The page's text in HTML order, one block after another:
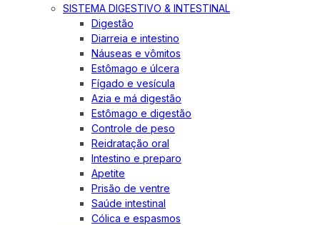
SISTEMA DIGESTIVO & INTESTINAL
Digestão
Diarreia e intestino
Náuseas e vômitos
Estômago e úlcera
Fígado e vesícula
Azia e má digestão
Estômago e digestão
Controle de peso
Reidratação oral
Intestino e preparo
Apetite
Prisão de ventre
Saúde intestinal
Cólica e espasmos